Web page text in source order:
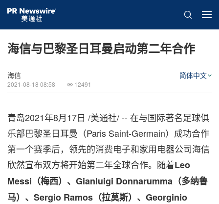
海信与巴黎圣日耳曼启动第二年合作
海信
2021-08-18 08:58 12491
简体中文
青岛2021年8月17日 /美通社/ -- 在与国际著名足球俱
乐部巴黎圣日耳曼（Paris Saint-Germain）成功合作
第一个赛季后，领先的消费电子和家用电器公司海信
欣然宣布双方将开始第二年全球合作。随着Leo
Messi（梅西）、Gianluigi Donnarumma（多纳鲁
马）、Sergio Ramos（拉莫斯）、Georginio